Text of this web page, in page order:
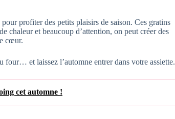
profiter des petits plaisirs de saison. Ces gratins
chaleur et beaucoup d’attention, on peut créer des
cœur.
et laissez l’automne entrer dans votre assiette.
cet automne !